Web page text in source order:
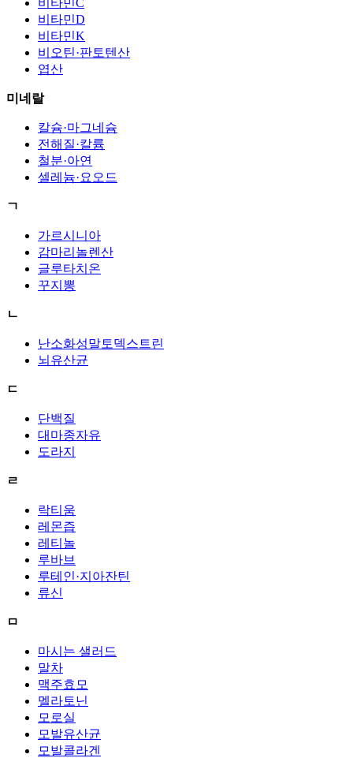
비타민D
비타민K
비오틴·판토텐산
엽산
미네랄
칼슘·마그네슘
전해질·칼륨
철분·아연
셀레늄·요오드
ㄱ
가르시니아
감마리놀렌산
글루타치온
꾸지뽕
ㄴ
난소화성말토덱스트린
뇌유산균
ㄷ
단백질
대마종자유
도라지
ㄹ
락티움
레몬즙
레티놀
루바브
루테인·지아잔틴
류신
ㅁ
마시는 샐러드
말차
맥주효모
멜라토닌
모로실
모발유산균
모발콜라겐